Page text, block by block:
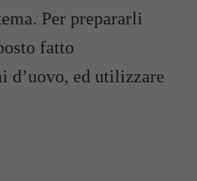
Per prepararli
fatto
d’uovo, ed utilizzare